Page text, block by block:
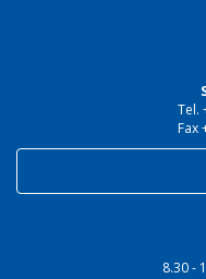
Tel.
Fax
8.30 -